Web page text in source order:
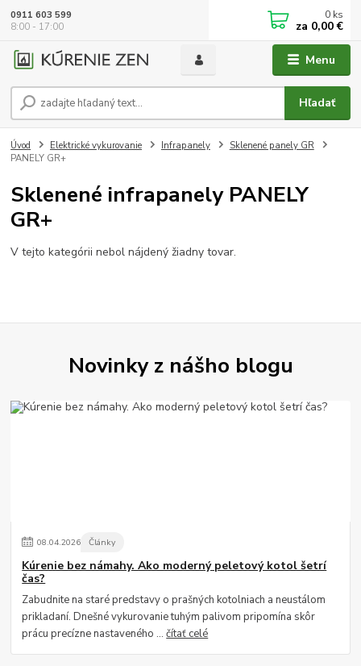
Menu
Hľadať
0911 603 599
8:00 - 17:00
0 ks
za 0,00 €
Úvod Elektrické vykurovanie Infrapanely
Sklenené panely GR
PANELY GR+
Sklenené infrapanely PANELY
GR+
V tejto kategórii nebol nájdený žiadny tovar.
Novinky z nášho blogu
08.04.2026 Články
Kúrenie bez námahy. Ako moderný peletový kotol šetrí
čas?
Zabudnite na staré predstavy o prašných kotolniach a neustálom
prikladaní. Dnešné vykurovanie tuhým palivom pripomína skôr
prácu precízne nastaveného ...čítať celé